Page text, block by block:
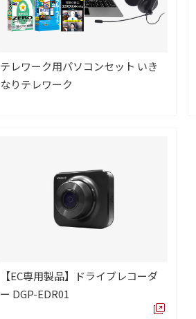
テレワーク用パソコンセット いき
なりテレワーク
【EC専用製品】ドライブレコーダ
ー DGP-EDR01